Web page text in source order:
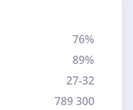
76%
89%
27-32
789 300